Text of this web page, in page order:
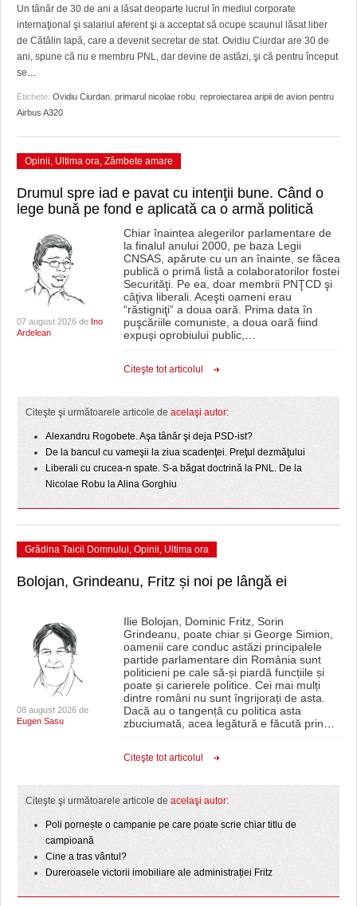
GRĂDINA TAICII DOMNULUI
ZIARISTU’ DE TERASĂ
FINANŢĂRI DE LA A LA Z
PE SURSE
CRONICĂ DE FILM
UNDE MERGEM
CLIPURI VIDEO
JOCURI ONLINE
ACCIDENTE
ANUNŢURI
CULTURA
INVATAMANT
JUSTITIE
FILME DOCUMENTARE
CLIPURI VIDEO
JOCURI ONLINE
DIVERSE
FARMACII DIN TIMIŞOARA
HARTA TIMIŞOAREI
LICEE, ŞCOLI ŞI GRĂDINIŢE DIN TIMIŞ
SFATUL MEDICULUI
Un tânăr de 30 de ani a lăsat deoparte lucrul în mediul corporate
internaţional şi salariul aferent şi a acceptat să ocupe scaunul lăsat liber
de Cătălin Iapă, care a devenit secretar de stat. Ovidiu Ciurdar are 30 de
ani, spune că nu e membru PNL, dar devine de astăzi, şi că pentru început
se…
Etichete: Ovidiu Ciurdan primarul nicolae robu reproiectarea aripii de avion pentru
Airbus A320
Opinii, Ultima ora, Zâmbete amare
Drumul spre iad e pavat cu intenţii bune. Când o
lege bună pe fond e aplicată ca o armă politică
07 august 2026 de Ino
Ardelean
Chiar înaintea alegerilor parlamentare de
la finalul anului 2000, pe baza Legii
CNSAS, apărute cu un an înainte, se făcea
publică o primă listă a colaboratorilor fostei
Securităţi. Pe ea, doar membrii PNŢCD şi
câţiva liberali. Aceşti oameni erau
“răstigniţi” a doua oară. Prima data în
puşcăriile comuniste, a doua oară fiind
expuşi oprobiului public,…
Citeşte tot articolul
Citeşte şi următoarele articole de acelaşi autor:
Alexandru Rogobete. Aşa tânăr şi deja PSD-ist?
De la bancul cu vameşii la ziua scadenţei. Preţul dezmăţului
Liberali cu crucea-n spate. S-a băgat doctrină la PNL. De la
Nicolae Robu la Alina Gorghiu
Grădina Taicii Domnului, Opinii, Ultima ora
Bolojan, Grindeanu, Fritz și noi pe lângă ei
08 august 2026 de
Eugen Sasu
Ilie Bolojan, Dominic Fritz, Sorin
Grindeanu, poate chiar și George Simion,
oamenii care conduc astăzi principalele
partide parlamentare din România sunt
politicieni pe cale să-și piardă funcțiile și
poate și carierele politice. Cei mai mulți
dintre români nu sunt îngrijorați de asta.
Dacă au o tangență cu politica asta
zbuciumată, acea legătură e făcută prin…
Citeşte tot articolul
Citeşte şi următoarele articole de acelaşi autor:
Poli pornește o campanie pe care poate scrie chiar titlu de
campioană
Cine a tras vântul?
Dureroasele victorii imobiliare ale administrației Fritz